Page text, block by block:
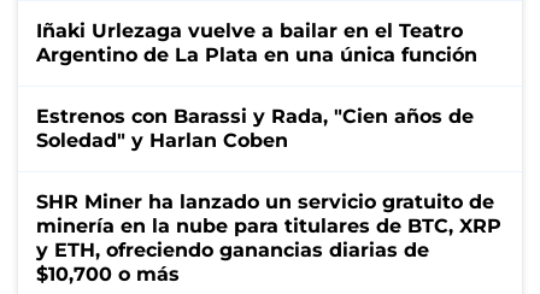
Iñaki Urlezaga vuelve a bailar en el Teatro
Argentino de La Plata en una única función
Estrenos con Barassi y Rada, "Cien años de
Soledad" y Harlan Coben
SHR Miner ha lanzado un servicio gratuito de
minería en la nube para titulares de BTC, XRP
y ETH, ofreciendo ganancias diarias de
$10,700 o más